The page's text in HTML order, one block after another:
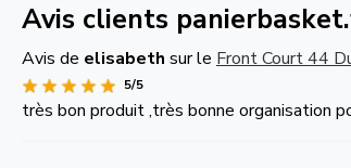
Avis clients
Avis de elisabeth sur le Front Court 44
5/5
très bon produit ,très bonne organisation